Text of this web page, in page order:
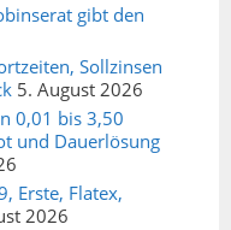
gibt den
Sollzinsen
5. August 2026
0,01 bis 3,50
und Dauerlösung
Erste, Flatex,
2026